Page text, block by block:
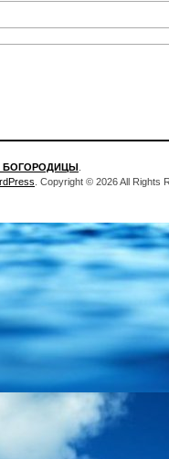
БОГОРОДИЦЫ
. Copyright © 2026 All Rights